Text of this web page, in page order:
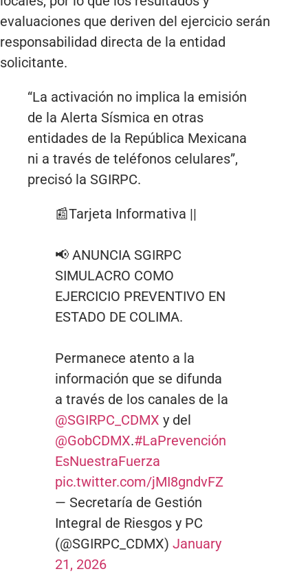
evaluaciones que deriven del ejercicio serán
responsabilidad directa de la entidad
solicitante.
“La activación no implica la emisión
de la Alerta Sísmica en otras
entidades de la República Mexicana
ni a través de teléfonos celulares”,
precisó la SGIRPC.
📰Tarjeta Informativa ||
📢 ANUNCIA SGIRPC
SIMULACRO COMO
EJERCICIO PREVENTIVO EN
ESTADO DE COLIMA.
Permanece atento a la
información que se difunda
a través de los canales de la
@SGIRPC_CDMX y del
@GobCDMX.#LaPrevención
EsNuestraFuerza
pic.twitter.com/jMI8gndvFZ
— Secretaría de Gestión
Integral de Riesgos y PC
(@SGIRPC_CDMX) January
21, 2026